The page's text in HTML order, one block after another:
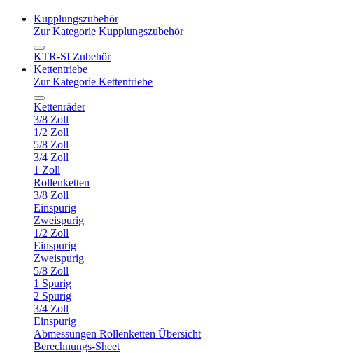
Kupplungszubehör
Zur Kategorie Kupplungszubehör
KTR-SI Zubehör
Kettentriebe
Zur Kategorie Kettentriebe
Kettenräder
3/8 Zoll
1/2 Zoll
5/8 Zoll
3/4 Zoll
1 Zoll
Rollenketten
3/8 Zoll
Einspurig
Zweispurig
1/2 Zoll
Einspurig
Zweispurig
5/8 Zoll
1 Spurig
2 Spurig
3/4 Zoll
Einspurig
Abmessungen Rollenketten Übersicht
Berechnungs-Sheet